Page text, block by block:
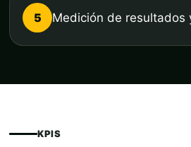
5 Medición de resultados
KPIS